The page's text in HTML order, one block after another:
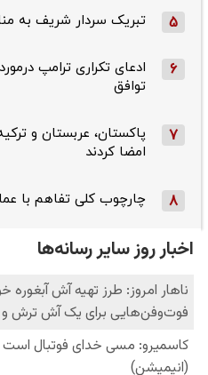
5 تبریک سردار شریف به
6
ادعای تکراری ترامپ
توافق
7
پاکستان، عربستان و
امضا کردند
8 چارچوب کلی تفاهم